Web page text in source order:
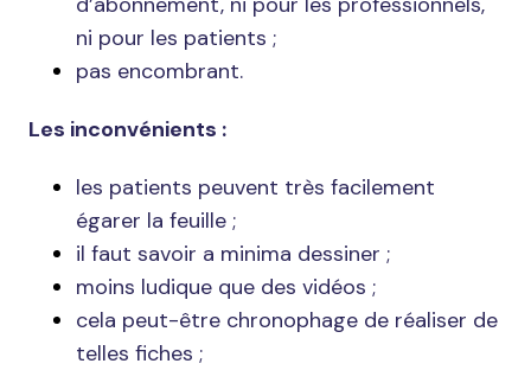
ni pour les patients ;
pas encombrant.
Les inconvénients :
les patients peuvent très facilement
égarer la feuille ;
il faut savoir a minima dessiner ;
moins ludique que des vidéos ;
cela peut-être chronophage de réaliser de
telles fiches ;